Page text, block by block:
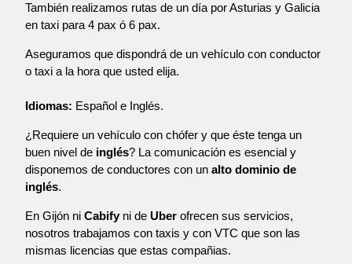
También realizamos rutas de un día por Asturias y Galicia
en taxi para 4 pax ó 6 pax.
Aseguramos que dispondrá de un vehículo con conductor
o taxi a la hora que usted elija.
Idiomas: Español e Inglés.
¿Requiere un vehículo con chófer y que éste tenga un
buen nivel de inglés? La comunicación es esencial y
disponemos de conductores con un alto dominio de
inglés.
En Gijón ni Cabify ni de Uber ofrecen sus servicios,
nosotros trabajamos con taxis y con VTC que son las
mismas licencias que estas compañias.